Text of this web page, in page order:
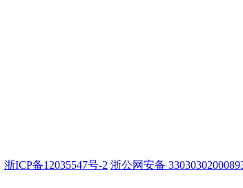
浙ICP备12035547号-2 浙公网安备